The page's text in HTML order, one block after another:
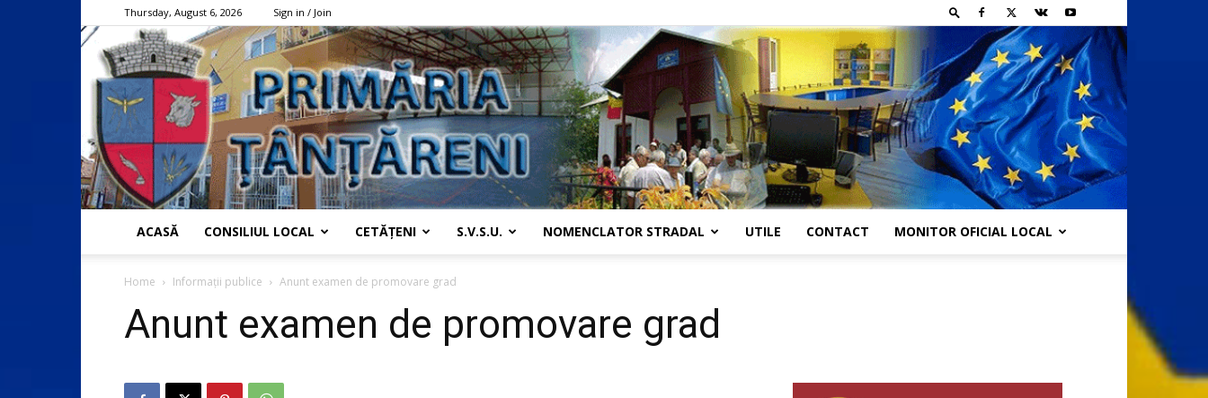
Thursday, August 6, 2026 Sign in / Join
ACASĂ CONSILIUL LOCAL CETĂȚENI S.V.S.U. NOMENCLATOR STRADAL UTILE CONTACT MONITOR OFICIAL LOCAL
Home Informații publice Anunt examen de promovare grad
Anunt examen de promovare grad